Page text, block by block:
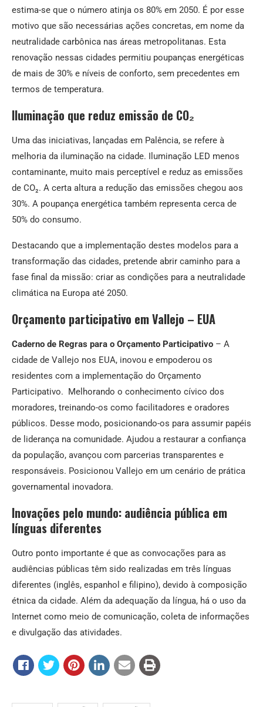
estima-se que o número atinja os 80% em 2050. É por esse
motivo que são necessárias ações concretas, em nome da
neutralidade carbônica nas áreas metropolitanas. Esta
renovação nessas cidades permitiu poupanças energéticas
de mais de 30% e níveis de conforto, sem precedentes em
termos de temperatura.
Iluminação que reduz emissão de CO₂
Uma das iniciativas, lançadas em Palência, se refere à
melhoria da iluminação na cidade. Iluminação LED menos
contaminante, muito mais perceptível e reduz as emissões
de CO₂. A certa altura a redução das emissões chegou aos
30%. A poupança energética também representa cerca de
50% do consumo.
Destacando que a implementação destes modelos para a
transformação das cidades, pretende abrir caminho para a
fase final da missão: criar as condições para a neutralidade
climática na Europa até 2050.
Orçamento participativo em Vallejo – EUA
Caderno de Regras para o Orçamento Participativo – A
cidade de Vallejo nos EUA, inovou e empoderou os
residentes com a implementação do Orçamento
Participativo. Melhorando o conhecimento cívico dos
moradores, treinando-os como facilitadores e oradores
públicos. Desse modo, posicionando-os para assumir papéis
de liderança na comunidade. Ajudou a restaurar a confiança
da população, avançou com parcerias transparentes e
responsáveis. Posicionou Vallejo em um cenário de prática
governamental inovadora.
Inovações pelo mundo: audiência pública em
línguas diferentes
Outro ponto importante é que as convocações para as
audiências públicas têm sido realizadas em três línguas
diferentes (inglês, espanhol e filipino), devido à composição
étnica da cidade. Além da adequação da língua, há o uso da
Internet como meio de comunicação, coleta de informações
e divulgação das atividades.